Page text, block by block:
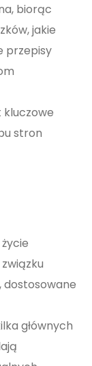
biorąc
jakie
przepisy
kluczowe
stron
dostosowane
głównych